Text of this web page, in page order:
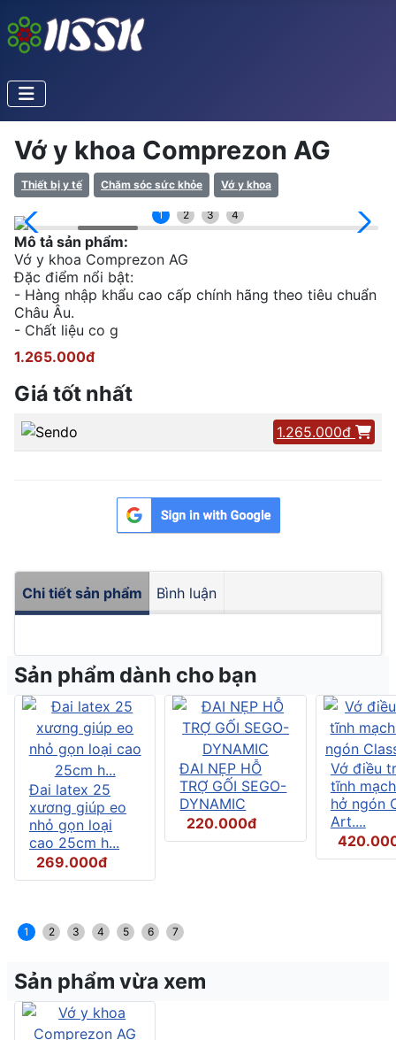
Vớ y khoa Comprezon AG
Thiết bị y tế Chăm sóc sức khỏe Vớ y khoa
1 2 3 4
Mô tả sản phẩm:
Vớ y khoa Comprezon AG
Đặc điểm nổi bật:
- Hàng nhập khẩu cao cấp chính hãng theo tiêu chuẩn
Châu Âu.
- Chất liệu co g
1.265.000đ
Giá tốt nhất
1.265.000đ
Chi tiết sản phẩm Bình luận
Sản phẩm dành cho bạn
Đai latex 25
xương giúp eo
nhỏ gọn loại
cao 25cm h...
269.000đ
ĐAI NẸP HỖ
TRỢ GỐI SEGO-
DYNAMIC
220.000đ
Vớ điều
tĩnh
hở ngón
Art....
1 2 3 4 5 6 7
Sản phẩm vừa xem